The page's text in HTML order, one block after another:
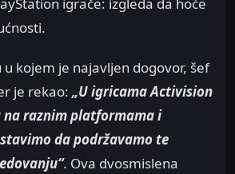
u kojem je najavljen dogovor, šef
je rekao: „U igricama Activision
na raznim platformama i
da podržavamo te
. Ova dvosmislena